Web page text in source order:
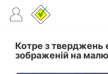
Котре з тверджень
зображеній на